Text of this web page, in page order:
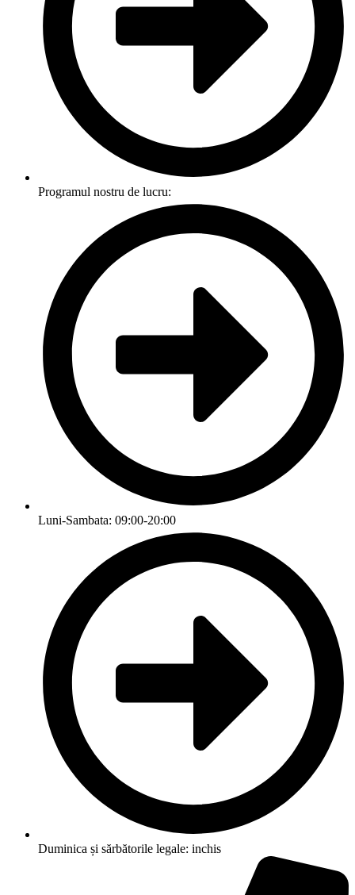
Programul nostru de lucru:
Luni-Sambata: 09:00-20:00
Duminica și sărbătorile legale: inchis